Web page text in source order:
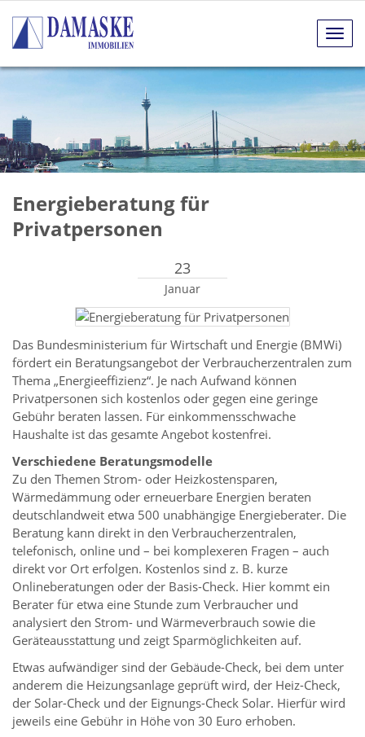
Energieberatung für
Privatpersonen
23
Januar
Das Bundesministerium für Wirtschaft und Energie (BMWi)
fördert ein Beratungsangebot der Verbraucherzentralen zum
Thema „Energieeffizienz“. Je nach Aufwand können
Privatpersonen sich kostenlos oder gegen eine geringe
Gebühr beraten lassen. Für einkommensschwache
Haushalte ist das gesamte Angebot kostenfrei.
Verschiedene Beratungsmodelle
Zu den Themen Strom- oder Heizkostensparen,
Wärmedämmung oder erneuerbare Energien beraten
deutschlandweit etwa 500 unabhängige Energieberater. Die
Beratung kann direkt in den Verbraucherzentralen,
telefonisch, online und – bei komplexeren Fragen – auch
direkt vor Ort erfolgen. Kostenlos sind z. B. kurze
Onlineberatungen oder der Basis-Check. Hier kommt ein
Berater für etwa eine Stunde zum Verbraucher und
analysiert den Strom- und Wärmeverbrauch sowie die
Geräteausstattung und zeigt Sparmöglichkeiten auf.
Etwas aufwändiger sind der Gebäude-Check, bei dem unter
anderem die Heizungsanlage geprüft wird, der Heiz-Check,
der Solar-Check und der Eignungs-Check Solar. Hierfür wird
jeweils eine Gebühr in Höhe von 30 Euro erhoben.